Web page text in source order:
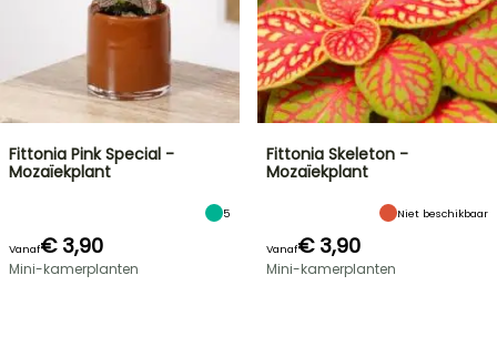
Fittonia Pink Special -
Mozaïekplant
5
Vanaf€ 3,90
Mini-kamerplanten
Fittonia Skeleton -
Mozaïekplant
Niet beschikbaar
Vanaf€ 3,90
Mini-kamerplanten